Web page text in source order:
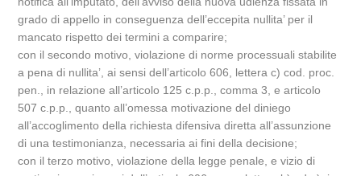
grado di appello in conseguenza dell’eccepita nullita’ per il
mancato rispetto dei termini a comparire;
con il secondo motivo, violazione di norme processuali stabilite
a pena di nullita’, ai sensi dell’articolo 606, lettera c) cod. proc.
pen., in relazione all’articolo 125 c.p.p., comma 3, e articolo
507 c.p.p., quanto all’omessa motivazione del diniego
all’accoglimento della richiesta difensiva diretta all’assunzione
di una testimonianza, necessaria ai fini della decisione;
con il terzo motivo, violazione della legge penale, e vizio di